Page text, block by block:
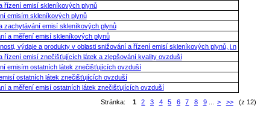
řízení emisí skleníkových plynů
emisím skleníkových plynů
zachytávání emisí skleníkových plynů
a měření emisí skleníkových plynů
výdaje a produkty v oblasti snižování a řízení emisí skleníkových plynů, j.n
řízení emisí znečišťujících látek a zlepšování kvality ovzduší
emisím ostatních látek znečišťujících ovzduší
ostatních látek znečišťujících ovzduší
a měření emisí ostatních látek znečišťujících ovzduší
Stránka: 1 2 3 4 5 6 7 8 9... > >>(z 12)